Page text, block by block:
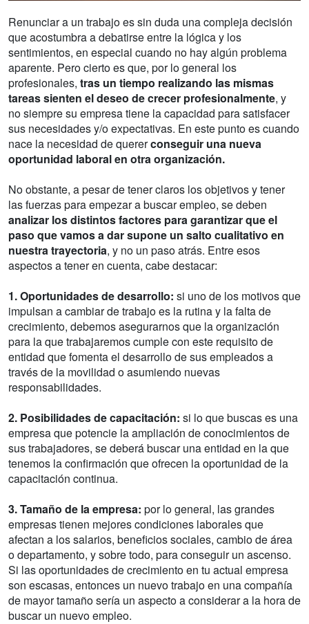
Renunciar a un trabajo es sin duda una compleja decisión
que acostumbra a debatirse entre la lógica y los
sentimientos, en especial cuando no hay algún problema
aparente. Pero cierto es que, por lo general los
profesionales, tras un tiempo realizando las mismas
tareas sienten el deseo de crecer profesionalmente, y
no siempre su empresa tiene la capacidad para satisfacer
sus necesidades y/o expectativas. En este punto es cuando
nace la necesidad de quererconseguir una nueva
oportunidad laboral en otra organización.
No obstante, a pesar de tener claros los objetivos y tener
las fuerzas para empezar a buscar empleo, se deben
analizar los distintos factores para garantizar que el
paso que vamos a dar supone un salto cualitativo en
nuestra trayectoria, y no un paso atrás. Entre esos
aspectos a tener en cuenta, cabe destacar:
1. Oportunidades de desarrollo: si uno de los motivos que
impulsan a cambiar de trabajo es la rutina y la falta de
crecimiento, debemos asegurarnos que la organización
para la que trabajaremos cumple con este requisito de
entidad que fomenta el desarrollo de sus empleados a
través de la movilidad o asumiendo nuevas
responsabilidades.
2. Posibilidades de capacitación: si lo que buscas es una
empresa que potencie la ampliación de conocimientos de
sus trabajadores, se deberá buscar una entidad en la que
tenemos la confirmación que ofrecen la oportunidad de la
capacitación continua.
3. Tamaño de la empresa: por lo general, las grandes
empresas tienen mejores condiciones laborales que
afectan a los salarios, beneficios sociales, cambio de área
o departamento, y sobre todo, para conseguir un ascenso.
Si las oportunidades de crecimiento en tu actual empresa
son escasas, entonces un nuevo trabajo en una compañía
de mayor tamaño sería un aspecto a considerar a la hora de
buscar un nuevo empleo.